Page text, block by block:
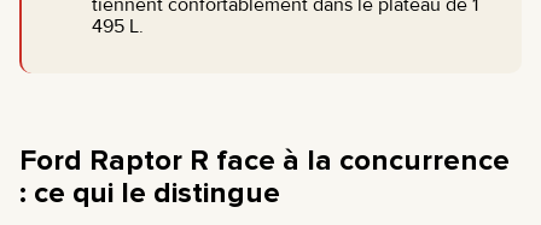
495 L.
Ford Raptor R face à la concurrence
: ce qui le distingue